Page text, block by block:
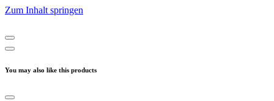
Zum Inhalt springen
You may also like this products